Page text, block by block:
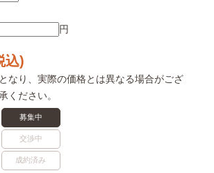
円
込)
なり、実際の価格とは異なる場合がござ
ください。
募集中
交渉中
成約済み